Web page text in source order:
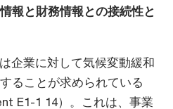
報と財務情報との接続性と
企業に対して気候変動緩和
ることが求められている
E1-1 14）。これは、事業